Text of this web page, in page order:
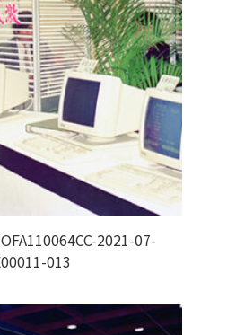
2021-07-
013